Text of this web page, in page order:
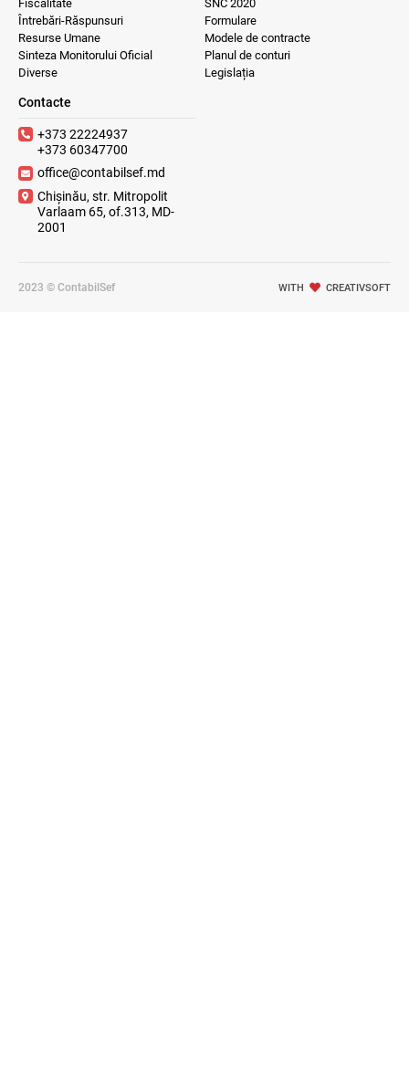
Fiscalitate
Întrebări-Răspunsuri
Resurse Umane
Sinteza Monitorului Oficial
Diverse
SNC 2020
Formulare
Modele de contracte
Planul de conturi
Legislația
Contacte
+373 22224937
+373 60347700
office@contabilsef.md
Chișinău, str. Mitropolit
Varlaam 65, of.313, MD-
2001
2023 © ContabilSef WITH CREATIVSOFT